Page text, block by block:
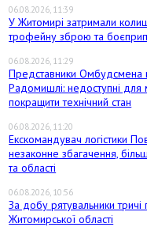
06.08.2026, 11:39
У Житомирі затримали
трофейну зброю та
06.08.2026, 11:29
Представники Омбудсмена
Радомишлі: недоступні
покращити технічний стан
06.08.2026, 11:20
Екскомандувач логістики
незаконне збагачення,
та області
06.08.2026, 10:56
За добу рятувальники
Житомирської області